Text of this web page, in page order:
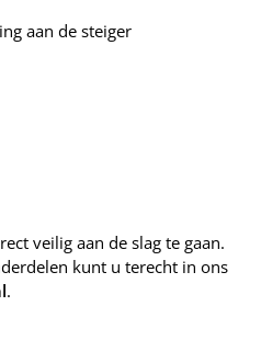
aan de steiger
veilig aan de slag te gaan.
kunt u terecht in ons
.